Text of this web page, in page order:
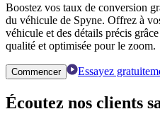
Boostez vos taux de conversion
du véhicule de Spyne. Offrez à
véhicule et des détails précis
qualité et optimisée pour le zoom.
Commencer Essayez
Écoutez nos clients